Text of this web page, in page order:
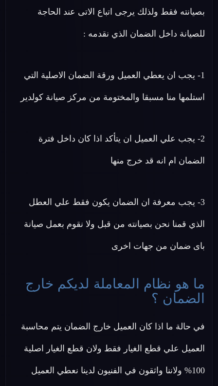
بصيانته فقط ولذلك يرجى اتباع الاتى عند الحاجة
للصيانة داخل الضمان الذي نقدمه :
1- يجب ان يعطي العميل ورقة الضمان الاصلية التي
استلمها منا مسبقا والمختومة من مركز صيانة كولدير
2- يجب علي العميل ان يتأكد اذا كان داخل فترة
الضمان ام انه قد خرج منها
3- يجب معرفة ان الضمان يكون فقط علي العطل
الذي قمنا نحن بصيانته من قبل ولا نقوم بعمل صيانة
باى ضمان من جهات اخرى
ما هو نظام المعاملة لديكم خارج
الضمان ؟
في حالة ما اذا كان العميل خارج الضمان يتم محاسبة
العميل علي قطع الغيار فقط ولان قطع الغيار اصلية
100% ولاننا واثقون في الفنيون لدينا نعطي العميل